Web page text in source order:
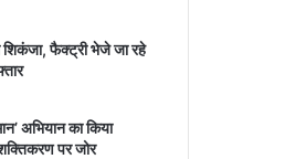
शिकंजा, फैक्ट्री भेजे जा रहे
अभियान का किया
पर जोर